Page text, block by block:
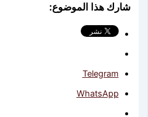
شارك هذا الموضوع:
Telegram
WhatsApp